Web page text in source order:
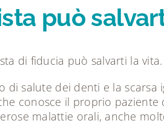
può
di fiducia può salvarti la
di salute dei denti e la
conosce il proprio
malattie orali, anche